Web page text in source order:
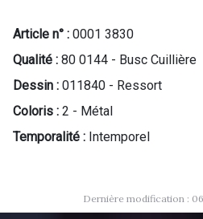
Article n° : 0001 3830
Qualité : 80 0144 - Busc Cuillière
Dessin : 011840 - Ressort
Coloris : 2 - Métal
Temporalité : Intemporel
Dernière modification :